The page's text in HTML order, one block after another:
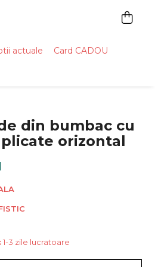
actuale Card CADOU
din bumbac cu
orizontal
1-3 zile lucratoare